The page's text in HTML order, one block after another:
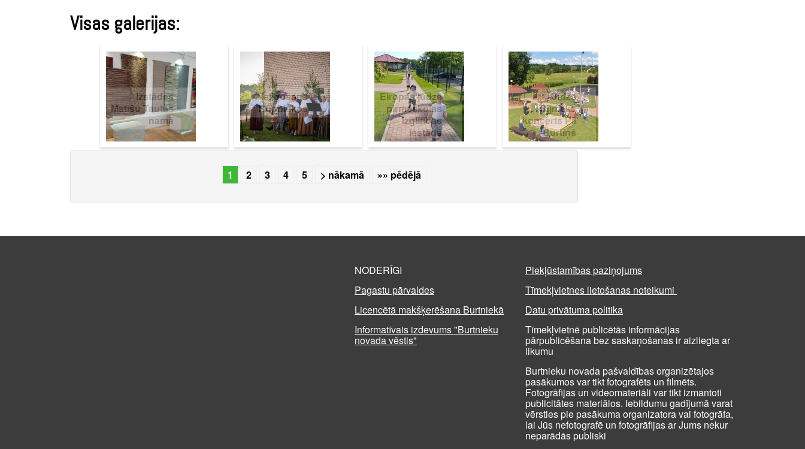
Visas galerijas:
Izstādes
Matīšu Tautas
namā
Ielīgošana
Rūpniekos
Eiropas jūdze
pirmsskolas
izglītības
iestādē
Burtiņš
Didža
Rijnieka
koncerts PII
Burtiņš
1 2 3 4 5 > nākamā »» pēdējā
NODERĪGI
Pagastu pārvaldes
Licencētā makšķerēšana Burtniekā
Informatīvais izdevums "Burtnieku
novada vēstis"
Piekļūstamības paziņojums
Tīmekļvietnes lietošanas noteikumi
Datu privātuma politika
Tīmekļvietnē publicētās informācijas
pārpublicēšana bez saskaņošanas ir aizliegta ar
likumu
Burtnieku novada pašvaldības organizētajos
pasākumos var tikt fotografēts un filmēts.
Fotogrāfijas un videomateriāli var tikt izmantoti
publicitātes materiālos. Iebildumu gadījumā varat
vērsties pie pasākuma organizatora vai fotogrāfa,
lai Jūs nefotografē un fotogrāfijas ar Jums nekur
neparādās publiski